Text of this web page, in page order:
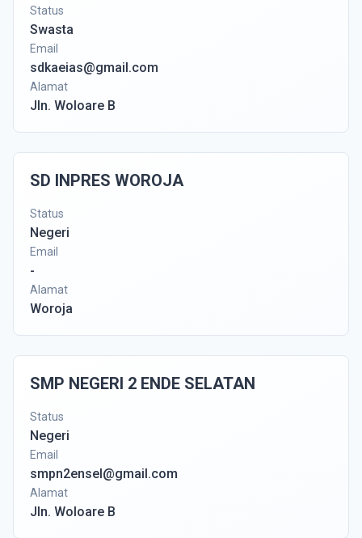
Status
Swasta
Email
sdkaeias@gmail.com
Alamat
Jln. Woloare B
SD INPRES WOROJA
Status
Negeri
Email
-
Alamat
Woroja
SMP NEGERI 2 ENDE SELATAN
Status
Negeri
Email
smpn2ensel@gmail.com
Alamat
Jln. Woloare B